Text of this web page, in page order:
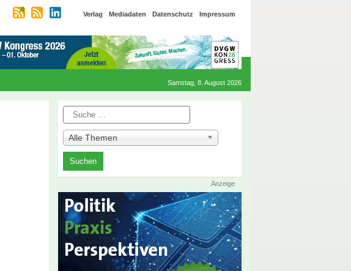
Verlag Mediadaten Datenschutz Impressum
Samstag, 8. August 2026
Suche
Alle Themen
Anzeige